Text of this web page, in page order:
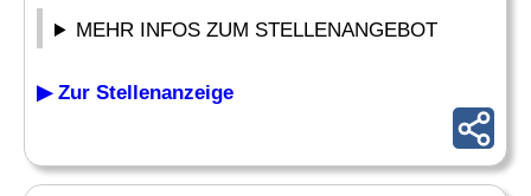
MEHR INFOS ZUM STELLENANGEBOT
▶ Zur Stellenanzeige